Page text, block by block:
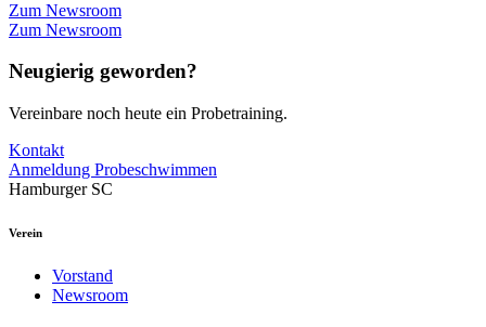
Zum Newsroom
Zum Newsroom
Neugierig geworden?
Vereinbare noch heute ein Probetraining.
Kontakt
Anmeldung Probeschwimmen
Hamburger SC
Verein
Vorstand
Newsroom